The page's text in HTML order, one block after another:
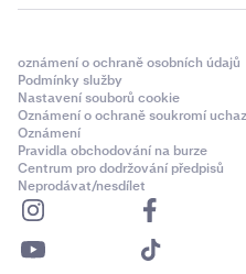
oznámení o ochraně osobních údajů
Podmínky služby
Nastavení souborů cookie
Oznámení o ochraně soukromí
Oznámení
Pravidla obchodování na burze
Centrum pro dodržování předpisů
Neprodávat/nesdílet